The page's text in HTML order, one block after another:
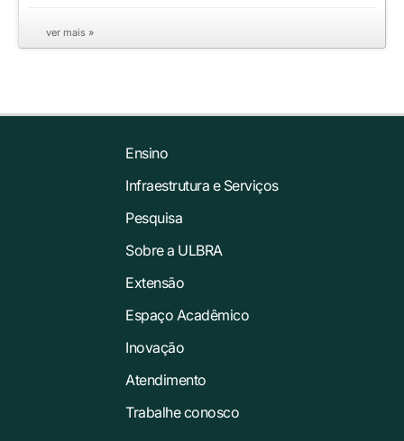
ver mais »
Ensino
Infraestrutura e Serviços
Pesquisa
Sobre a ULBRA
Extensão
Espaço Acadêmico
Inovação
Atendimento
Trabalhe conosco